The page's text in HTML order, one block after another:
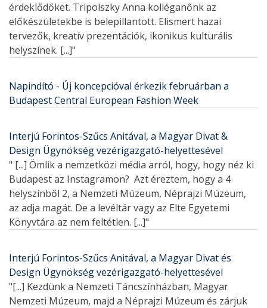
érdeklődőket. Tripolszky Anna kolléganőnk az
előkészületekbe is belepillantott. Elismert hazai
tervezők, kreatív prezentációk, ikonikus kulturális
helyszínek. [...]"
Napindító - Új koncepcióval érkezik februárban a
Budapest Central European Fashion Week
Interjú Forintos-Szűcs Anitával, a Magyar Divat &
Design Ügynökség vezérigazgató-helyettesével
" [...] Ömlik a nemzetközi média arról, hogy, hogy néz ki
Budapest az Instagramon? Azt éreztem, hogy a 4
helyszínből 2, a Nemzeti Múzeum, Néprajzi Múzeum,
az adja magát. De a levéltár vagy az Elte Egyetemi
Könyvtára az nem feltétlen. [...]"
Interjú Forintos-Szűcs Anitával, a Magyar Divat és
Design Ügynökség vezérigazgató-helyettesével
"[...] Kezdünk a Nemzeti Táncszínházban, Magyar
Nemzeti Múzeum, majd a Néprajzi Múzeum és zárjuk